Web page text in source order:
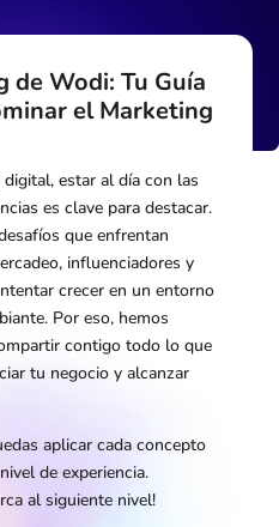
de Wodi:Tu Guía
el Marketing
estar al día con las
es clave para destacar.
que enfrentan
influenciadores y
crecer en un entorno
Por eso, hemos
contigo todo lo que
tu negocio y alcanzar
aplicar cada concepto
de experiencia.
al siguiente nivel!